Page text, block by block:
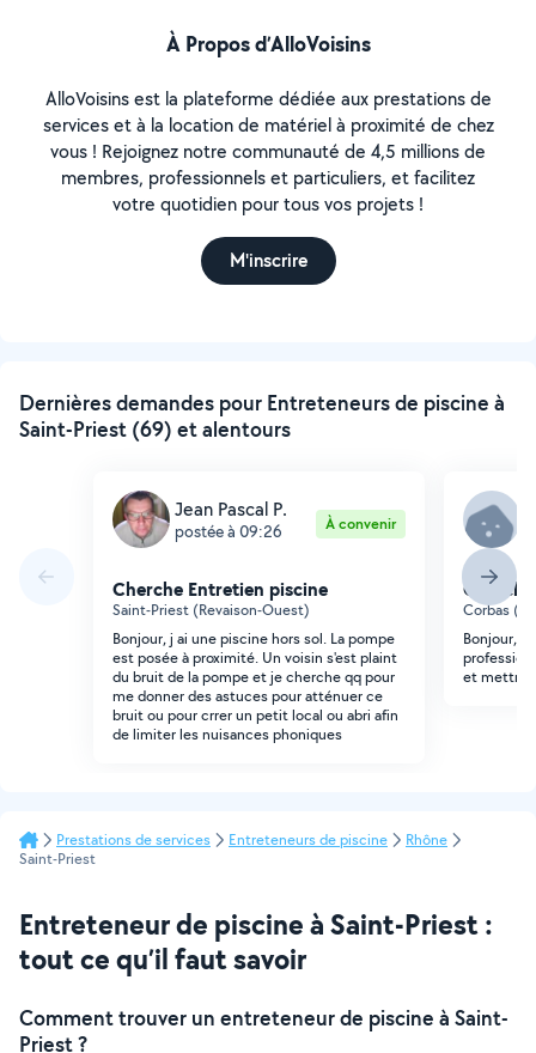
À Propos d’AlloVoisins
AlloVoisins est la plateforme dédiée aux prestations de
services et à la location de matériel à proximité de chez
vous ! Rejoignez notre communauté de 4,5 millions de
membres, professionnels et particuliers, et facilitez
votre quotidien pour tous vos projets !
M'inscrire
Dernières demandes pour Entreteneurs de piscine à
Saint-Priest (69) et alentours
Jean Pascal P.
postée à 09:26 À convenir
Cherche Entretien piscine
Saint-Priest (Revaison-Ouest)
Bonjour, j ai une piscine hors sol. La pompe
est posée à proximité. Un voisin s'est plaint
du bruit de la pompe et je cherche qq pour
me donner des astuces pour atténuer ce
bruit ou pour crrer un petit local ou abri afin
de limiter les nuisances phoniques
Corbas
Bonjour,
et mettre
Prestations de services Entreteneurs de piscine
Rhône
Saint-Priest
Entreteneur de piscine à Saint-Priest :
tout ce qu’il faut savoir
Comment trouver un entreteneur de piscine à Saint-
Priest ?